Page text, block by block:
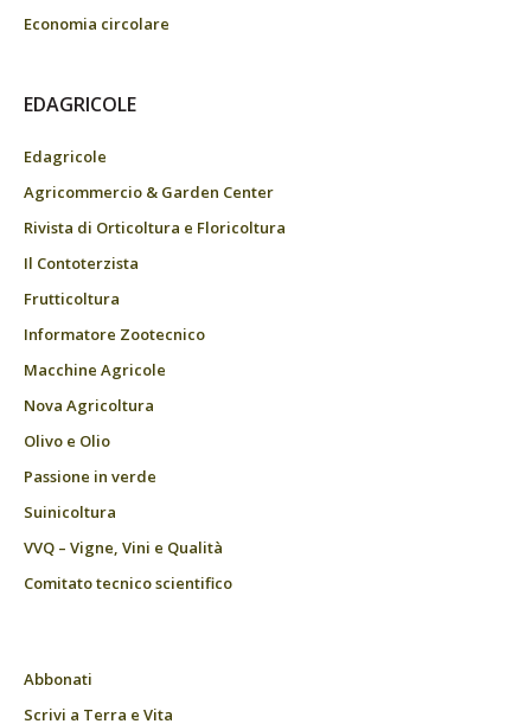
Economia circolare
EDAGRICOLE
Edagricole
Agricommercio & Garden Center
Rivista di Orticoltura e Floricoltura
Il Contoterzista
Frutticoltura
Informatore Zootecnico
Macchine Agricole
Nova Agricoltura
Olivo e Olio
Passione in verde
Suinicoltura
VVQ – Vigne, Vini e Qualità
Comitato tecnico scientifico
Abbonati
Scrivi a Terra e Vita